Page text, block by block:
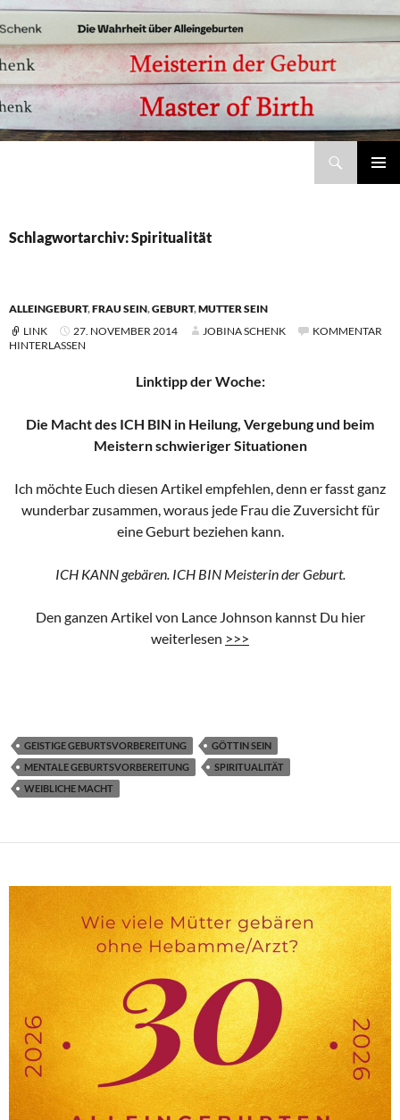
Schlagwortarchiv: Spiritualität
ALLEINGEBURT,FRAU SEIN,GEBURT,MUTTER SEIN
LINK
27. NOVEMBER 2014 JOBINA SCHENK
KOMMENTAR
HINTERLASSEN
Linktipp der Woche:
Die Macht des ICH BIN in Heilung, Vergebung und beim
Meistern schwieriger Situationen
Ich möchte Euch diesen Artikel empfehlen, denn er fasst ganz
wunderbar zusammen, woraus jede Frau die Zuversicht für
eine Geburt beziehen kann.
ICH KANN gebären. ICH BIN Meisterin der Geburt.
Den ganzen Artikel von Lance Johnson kannst Du hier
weiterlesen >>>
GEISTIGE GEBURTSVORBEREITUNG
GÖTTIN SEIN
MENTALE GEBURTSVORBEREITUNG
SPIRITUALITÄT
WEIBLICHE MACHT